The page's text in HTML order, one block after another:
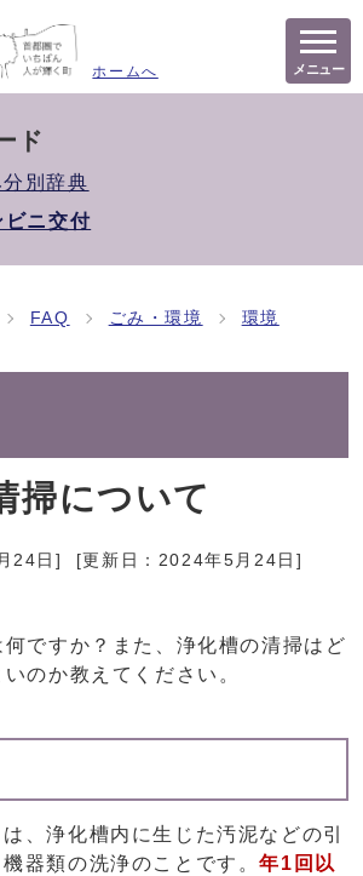
ホームへ メニュー
ド
分別辞典
ビニ交付
FAQ ごみ・環境 環境
掃について
24日 ] [更新日： 2024年5月24日 ]
ですか？また、浄化槽の清掃はど
のか教えてください。
、浄化槽内に生じた汚泥などの引
器類の洗浄のことです。年1回以